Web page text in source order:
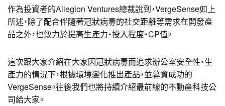
作為投資者的Allegion Ventures總裁說到，VergeSense如上
所述，除了配合伴隨著冠狀病毒的社交距離等需求在開發產
品之外，也致力於提高生產力・投入程度・CP值。
這次跟大家介紹在大家因冠狀病毒而追求辦公室安全性・生
產力的情況下，根據環境變化推出產品，並募資成功的
VergeSense。往後我們也將持續介紹最前線的不動產科技公
司給大家。